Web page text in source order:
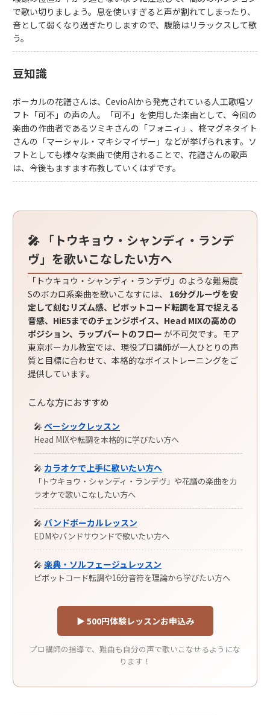
で歌い切りましょう。息を使いすぎると声が割れてしまったり、
音として弱くなり過ぎたりしますので、腹筋はリラックスして歌
う。
豆知識
ボーカルの花譜さんは、CevioAIから発売されている人工歌唱ソ
フト「可不」の声の人。「可不」を使用した楽曲として、今回の
楽曲の作曲者であるツミキさんの「フォニィ」、柊マグネタイト
さんの「マーシャル・マキシマイザー」などが挙げられます。ソ
フトとしても様々な楽曲で使用されることで、花譜さんの歌声
は、今後もますます布教していくはずです。
🎤 「トウキョウ・シャンディ・ランデ
ヴ」を歌いこなしたい方へ
「トウキョウ・シャンディ・ランデヴ」のような難易度
Sのボカロ系楽曲を歌いこなすには、 16分グルーヴを安
定して刻むリズム感、ピボットコード転調を耳で捉える
音感、HiE5までのチェンジボイス、Head MIXの高めの
ポジション、ラップパートのフロー が不可欠です。モア
東京ボーカル教室では、現役プロ講師が一人ひとりの声
質と目標に合わせて、本格的なボイストレーニングをご
提供しています。
こんな方におすすめ
🎤 ベーシックレッスン
Head MIXや転調を本格的に学びたい方へ
🎤 カラオケで上手に歌いたい方へ
「トウキョウ・シャンディ・ランデヴ」や花譜の楽曲をカ
ラオケで歌いこなしたい方へ
🎤 バンドボーカルレッスン
EDMやバンドサウンドで歌いたい方へ
🎤 楽典・ソルフェージュレッスン
ピボットコード転調や16分音符を理論から学びたい方へ
▶ 500円体験レッスンお申込み
プロ講師の指導で、難曲も自分の声で歌いこなせるようにな
ります！